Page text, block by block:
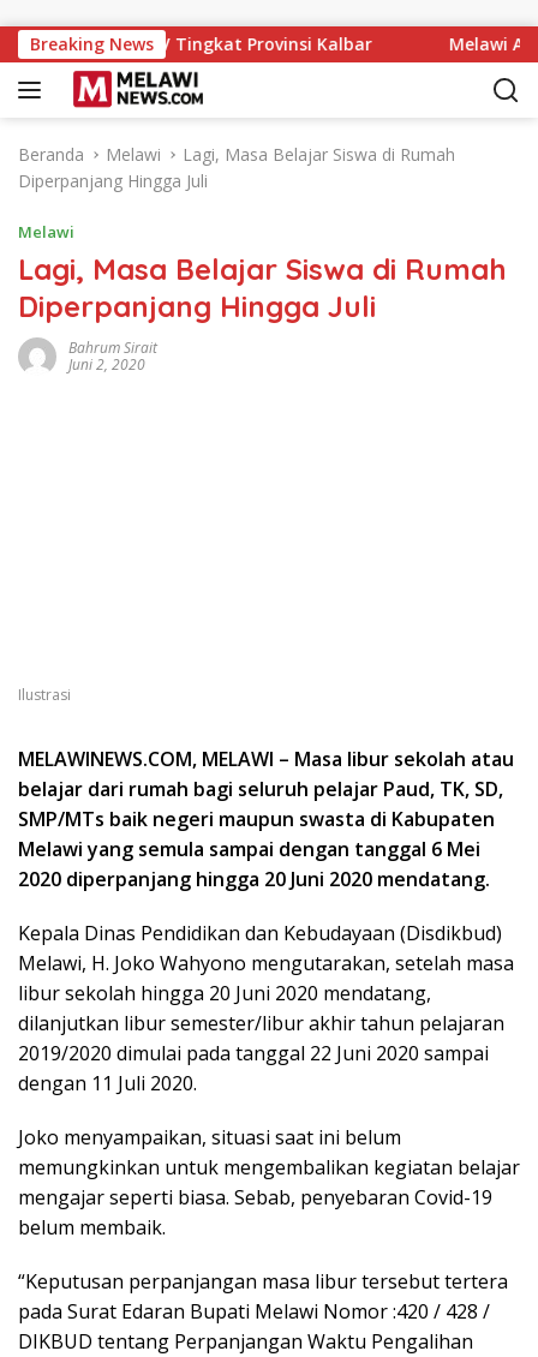
Breaking News
MTQ XXXIV Tingkat Provinsi Kalbar Melawi Archery
Beranda Melawi
Lagi, Masa Belajar Siswa di Rumah
Diperpanjang Hingga Juli
Melawi
Lagi, Masa Belajar Siswa di Rumah
Diperpanjang Hingga Juli
Bahrum Sirait
Juni 2, 2020
Ilustrasi
MELAWINEWS.COM, MELAWI – Masa libur sekolah atau
belajar dari rumah bagi seluruh pelajar Paud, TK, SD,
SMP/MTs baik negeri maupun swasta di Kabupaten
Melawi yang semula sampai dengan tanggal 6 Mei
2020 diperpanjang hingga 20 Juni 2020 mendatang.
Kepala Dinas Pendidikan dan Kebudayaan (Disdikbud)
Melawi, H. Joko Wahyono mengutarakan, setelah masa
libur sekolah hingga 20 Juni 2020 mendatang,
dilanjutkan libur semester/libur akhir tahun pelajaran
2019/2020 dimulai pada tanggal 22 Juni 2020 sampai
dengan 11 Juli 2020.
Joko menyampaikan, situasi saat ini belum
memungkinkan untuk mengembalikan kegiatan belajar
mengajar seperti biasa. Sebab, penyebaran Covid-19
belum membaik.
“Keputusan perpanjangan masa libur tersebut tertera
pada Surat Edaran Bupati Melawi Nomor :420 / 428 /
DIKBUD tentang Perpanjangan Waktu Pengalihan